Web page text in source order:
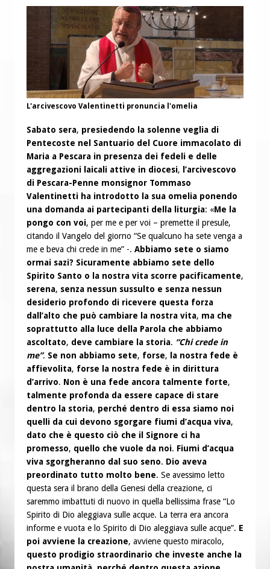
L'arcivescovo Valentinetti pronuncia l'omelia
Sabato sera, presiedendo la solenne veglia di
Pentecoste nel Santuario del Cuore immacolato di
Maria a Pescara in presenza dei fedeli e delle
aggregazioni laicali attive in diocesi, l’arcivescovo
di Pescara-Penne monsignor Tommaso
Valentinetti ha introdotto la sua omelia ponendo
una domanda ai partecipanti della liturgia: «Me la
pongo con voi, per me e per voi – premette il presule,
citando il Vangelo del giorno “Se qualcuno ha sete venga a
me e beva chi crede in me” -. Abbiamo sete o siamo
ormai sazi? Sicuramente abbiamo sete dello
Spirito Santo o la nostra vita scorre pacificamente,
serena, senza nessun sussulto e senza nessun
desiderio profondo di ricevere questa forza
dall’alto che può cambiare la nostra vita, ma che
soprattutto alla luce della Parola che abbiamo
ascoltato, deve cambiare la storia. “Chi crede in
me”. Se non abbiamo sete, forse,
la nostra fede è
affievolita, forse la nostra fede è in dirittura
d’arrivo. Non è una fede ancora talmente forte,
talmente profonda da essere capace di stare
dentro la storia, perché dentro di essa siamo noi
quelli da cui devono sgorgare fiumi d’acqua viva,
dato che è questo ciò che il Signore ci ha
promesso, quello che vuole da noi. Fiumi d’acqua
viva sgorgheranno dal suo seno. Dio aveva
preordinato tutto molto bene. Se avessimo letto
questa sera il brano della Genesi della creazione, ci
saremmo imbattuti di nuovo in quella bellissima frase “Lo
Spirito di Dio aleggiava sulle acque. La terra era ancora
informe e vuota e lo Spirito di Dio aleggiava sulle acque”. E
poi avviene la creazione, avviene questo miracolo,
questo prodigio straordinario che investe anche la